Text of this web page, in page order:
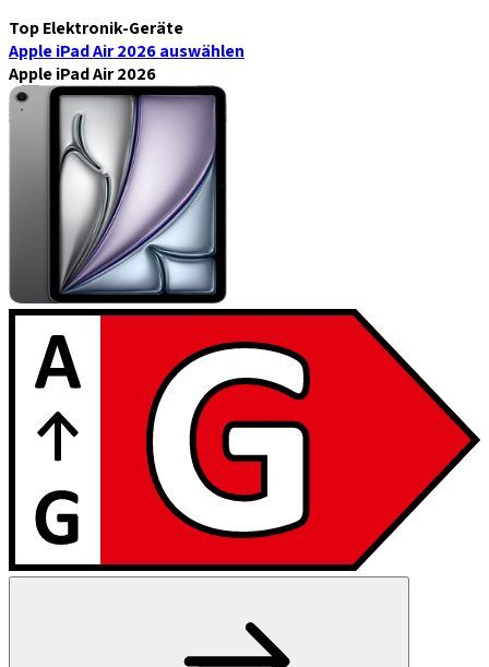
Top Elektronik-Geräte
Apple iPad Air 2026auswählen
Apple iPad Air 2026